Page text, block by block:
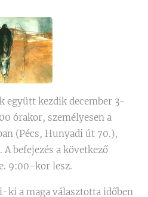
együtt kezdik december 3-
órakor, személyesen a
(Pécs, Hunyadi út 70.),
befejezés a következő
9:00-kor lesz.
ki a maga választotta időben